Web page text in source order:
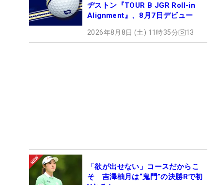
ヂストン『TOUR B JGR Roll-in
Alignment』、8月7日デビュー
2026年8月8日 (土) 11時35分 13
「欲が出せない」コースだからこ
そ 吉澤柚月は“鬼門”の決勝Rで初